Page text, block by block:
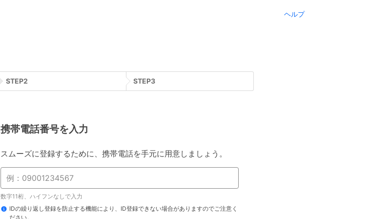
ヘルプ
STEP2 STEP3
携帯電話番号を入力
スムーズに登録するために、携帯電話を手元に用意しましょう。
数字11桁、ハイフンなしで入力
IDの繰り返し登録を防止する機能により、ID登録できない場合がありますのでご注意く
ださい。